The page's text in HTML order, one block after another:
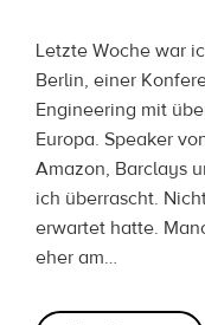
Letzte Woche war
Berlin, einer
Engineering mit
Europa. Speaker
Amazon, Barclays
ich überrascht.
erwartet hatte.
eher am…